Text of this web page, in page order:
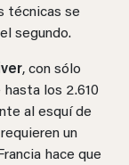
técnicas se
segundo.
, con sólo
los 2.610
al esquí de
un
hace que